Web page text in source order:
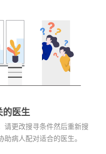
的医生
请更改搜寻条件然后重新搜
助病人配对适合的医生。